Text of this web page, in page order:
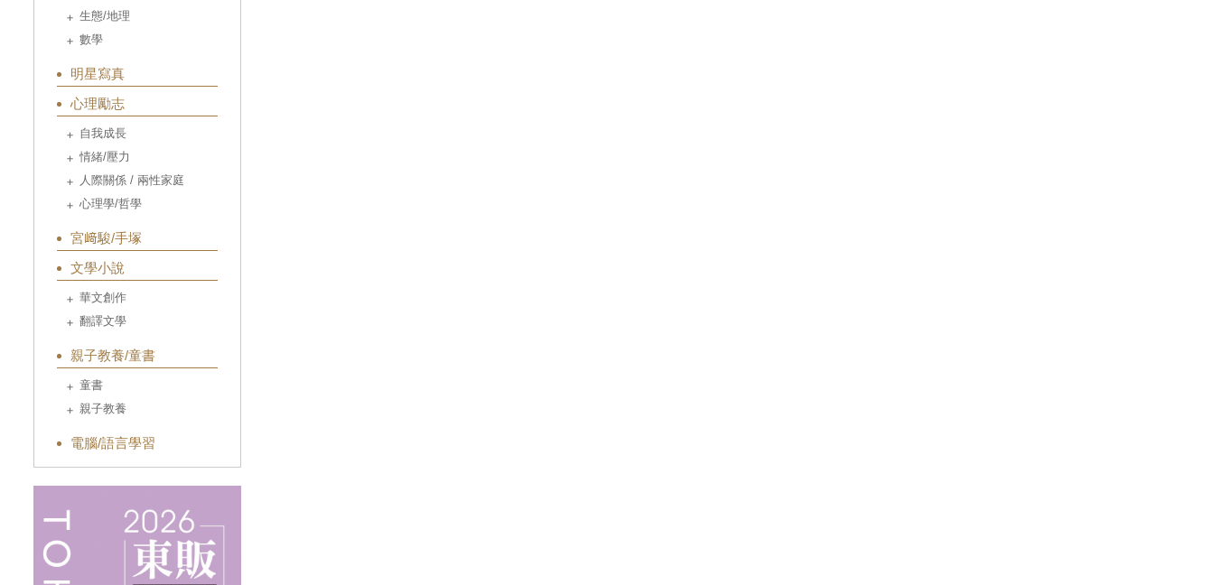
生態/地理
數學
明星寫真
心理勵志
自我成長
情緒/壓力
人際關係 / 兩性家庭
心理學/哲學
宮﨑駿/手塚
文學小說
華文創作
翻譯文學
親子教養/童書
童書
親子教養
電腦/語言學習